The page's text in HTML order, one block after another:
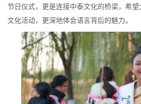
节日仪式，更是连接中泰文化的桥梁，希
文化活动，更深地体会语言背后的魅力。